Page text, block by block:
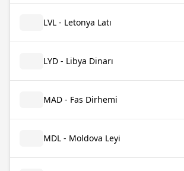
LVL - Letonya Latı
LYD - Libya Dinarı
MAD - Fas Dirhemi
MDL - Moldova Leyi